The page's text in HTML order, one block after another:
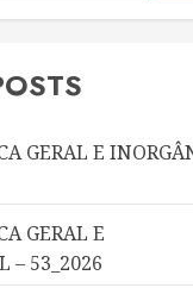
GERAL E
GERAL E
– 53_2026